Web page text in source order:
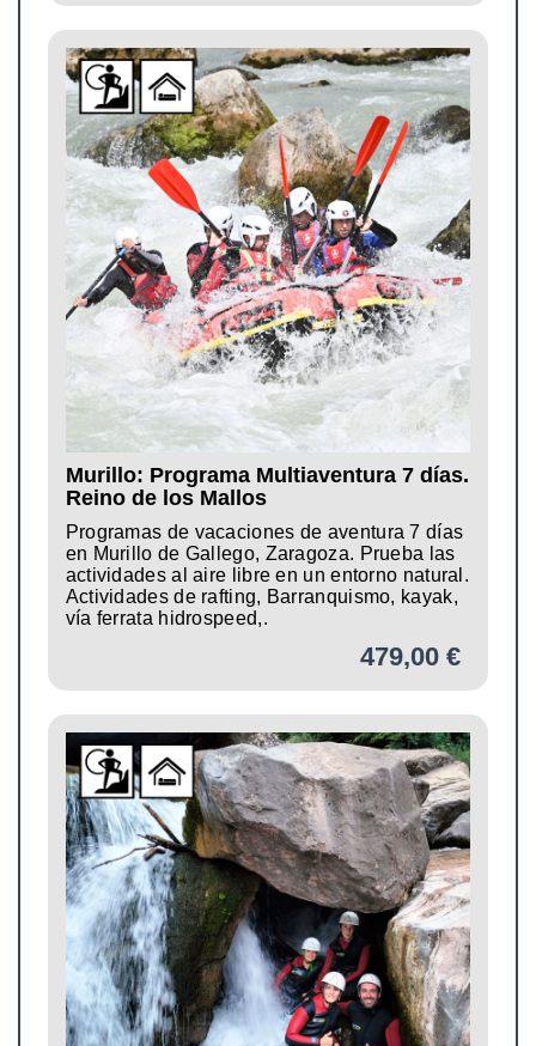
Murillo: Programa Multiaventura 7 días.
Reino de los Mallos
Programas de vacaciones de aventura 7 días
en Murillo de Gallego, Zaragoza. Prueba las
actividades al aire libre en un entorno natural.
Actividades de rafting, Barranquismo, kayak,
vía ferrata hidrospeed,.
479,00 €